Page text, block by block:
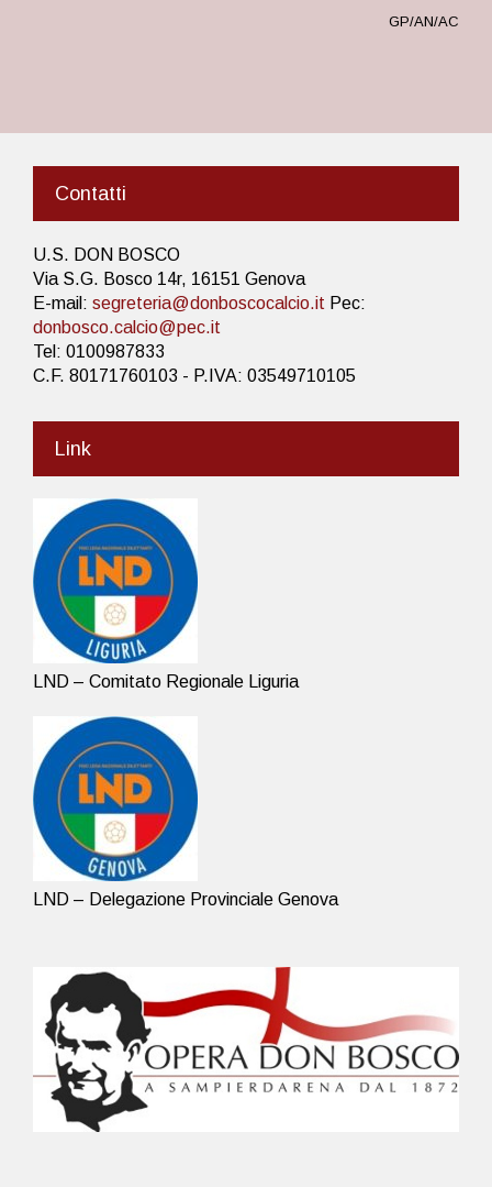
GP/AN/AC
Contatti
U.S. DON BOSCO
Via S.G. Bosco 14r, 16151 Genova
E-mail: segreteria@donboscocalcio.it Pec:
donbosco.calcio@pec.it
Tel: 0100987833
C.F. 80171760103 - P.IVA: 03549710105
Link
LND – Comitato Regionale Liguria
LND – Delegazione Provinciale Genova